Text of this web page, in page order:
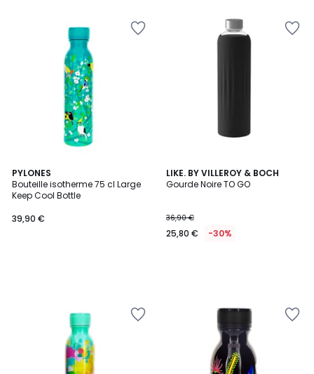
PYLONES
Bouteille isotherme 75 cl Large
Keep Cool Bottle
39,90 €
LIKE. BY VILLEROY & BOCH
Gourde Noire TO GO
36,90 €
25,80 € -30%